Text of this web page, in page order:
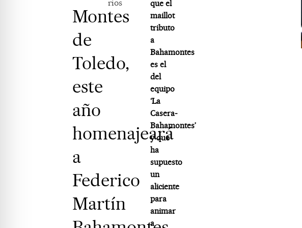
Montes
de
Toledo,
este
año
homenajeará
a
Federico
Martín
rios
que el
maillot
tributo
a
Bahamontes
es el
del
equipo
‘La
Casera-
Bahamontes’
y que
ha
supuesto
un
aliciente
para
animar
a